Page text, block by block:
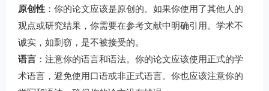
原创性 ：你的论文应该是原创的。如果你使用了其他人的
观点或研究结果，你需要在参考文献中明确引用。学术不
诚实，如剽窃，是不被接受的。
语言 ：注意你的语言和语法。你的论文应该使用正式的学
术语言，避免使用口语或非正式语言。你也应该注意你的